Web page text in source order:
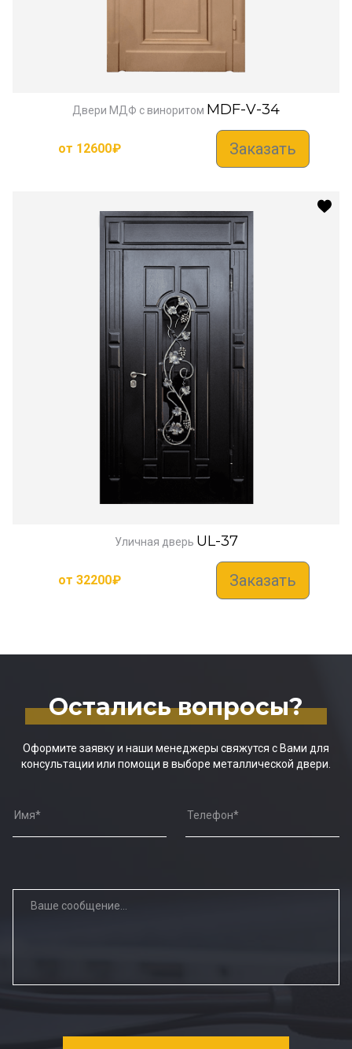
Двери МДФ с виноритом MDF-V-34
от 12600₽ Заказать
Уличная дверь UL-37
от 32200₽ Заказать
Остались вопросы?
Оформите заявку и наши менеджеры свяжутся с Вами для
консультации или помощи в выборе металлической двери.